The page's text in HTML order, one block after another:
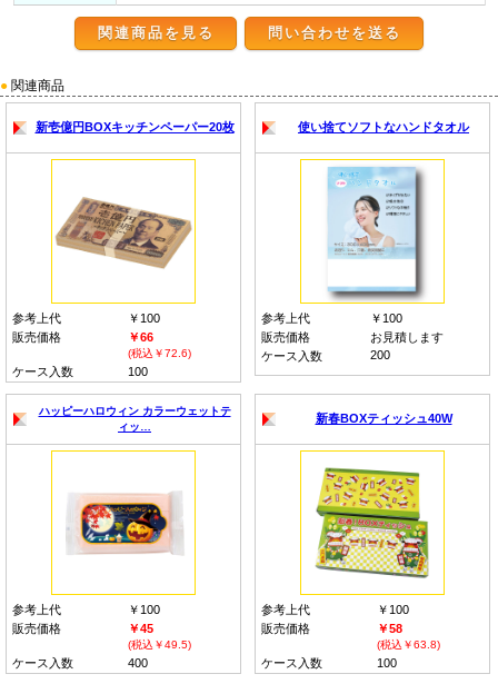
関連商品を見る
● 関連商品
新壱億円BOXキッチンペーパー20枚
参考上代
￥100
販売価格
￥66
(税込￥72.6)
ケース入数 100
使い捨てソフトなハンドタオル
参考上代
￥100
販売価格
お見積します
ケース入数
200
ハッピーハロウィン カラーウェットテ
ィッ…
参考上代
￥100
販売価格
￥45
(税込￥49.5)
ケース入数 400
新春BOXティッシュ40W
参考上代
￥100
販売価格
￥58
(税込￥63.8)
ケース入数 100